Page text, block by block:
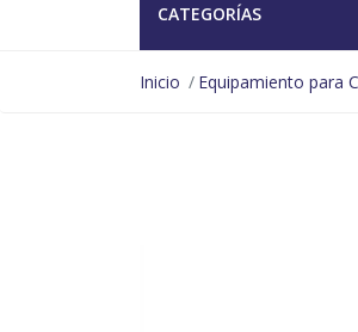
CATEGORÍAS
Inicio Equipamiento para